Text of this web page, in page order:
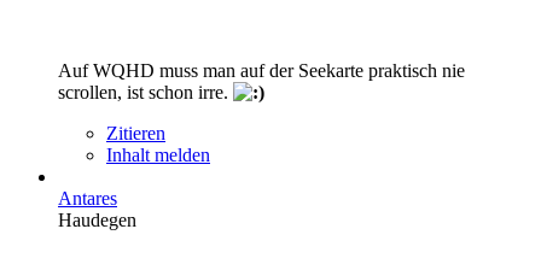
Auf WQHD muss man auf der Seekarte praktisch nie
scrollen, ist schon irre.
Zitieren
Inhalt melden
Antares
Haudegen